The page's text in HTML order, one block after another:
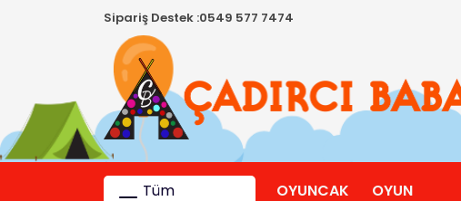
Sipariş Destek :0549 577 7474
Tüm
OYUNCAK
OYUN